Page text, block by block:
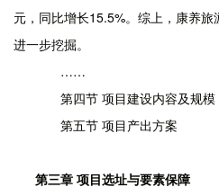
元，同比增长15.5%。综上，康养
进一步挖掘。
……
第四节 项目建设内容及规模
第五节 项目产出方案
第三章 项目选址与要素保障